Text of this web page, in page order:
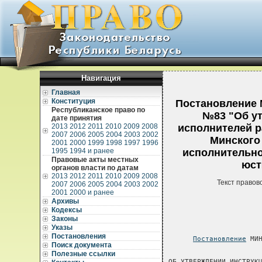
Навигация
Главная
Конституция
Республиканское право по
дате принятия
2013 2012 2011 2010 2009 2008
2007 2006 2005 2004 2003 2002
2001 2000 1999 1998 1997 1996
1995 1994 и ранее
Правовые акты местных
органов власти по датам
2013 2012 2011 2010 2009 2008
2007 2006 2005 2004 2003 2002
2001 2000 и ранее
Архивы
Кодексы
Законы
Указы
Постановления
Поиск документа
Полезные ссылки
Постановление
№83 "Об
исполнителей
Текст
Постановление МИНИСТЕРСТВА ЮСТИЦИИ РЕСПУБЛИКИ БЕЛАРУСЬ
                       15 декабря 2006 г. № 83

ОБ УТВЕРЖДЕНИИ ИНСТРУКЦИИ О ПОРЯДКЕ ВЗАИМОДЕЙСТВИЯ
СУДЕБНЫХ ИСПОЛНИТЕЛЕЙ РАЙОННЫХ (ГОРОДСКИХ) СУДОВ И
СУДЕБНЫХ ИСПОЛНИТЕЛЕЙ ОБЛАСТНЫХ, МИНСКОГО ГОРОДСКОГО
СУДОВ И ВНЕСЕНИИ ДОПОЛНЕНИЙ В ИНСТРУКЦИЮ ПО
ИСПОЛНИТЕЛЬНОМУ ПРОИЗВОДСТВУ, УТВЕРЖДЕННУЮ
ПОСТАНОВЛЕНИЕМ МИНИСТЕРСТВА ЮСТИЦИИ РЕСПУБЛИКИ
БЕЛАРУСЬ ОТ 20 ДЕКАБРЯ 2004 Г. № 40

     На   основании  Положения  о  Министерстве  юстиции  Республики
Беларусь,  утвержденного постановлением Совета Министров  Республики
Беларусь  от  31  октября  2001  г.  №  1605,